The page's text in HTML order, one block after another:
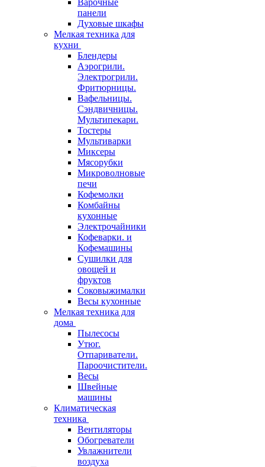
Варочные
панели
Духовые шкафы
Мелкая техника для
кухни
Блендеры
Аэрогрили.
Электрогрили.
Фритюрницы.
Вафельницы.
Сэндвичницы.
Мультипекари.
Тостеры
Мультиварки
Миксеры
Мясорубки
Микроволновые
печи
Кофемолки
Комбайны
кухонные
Электрочайники
Кофеварки. и
Кофемашины
Сушилки для
овощей и
фруктов
Соковыжималки
Весы кухонные
Мелкая техника для
дома
Пылесосы
Утюг.
Отпариватели.
Пароочистители.
Весы
Швейные
машины
Климатическая
техника
Вентиляторы
Обогреватели
Увлажнители
воздуха